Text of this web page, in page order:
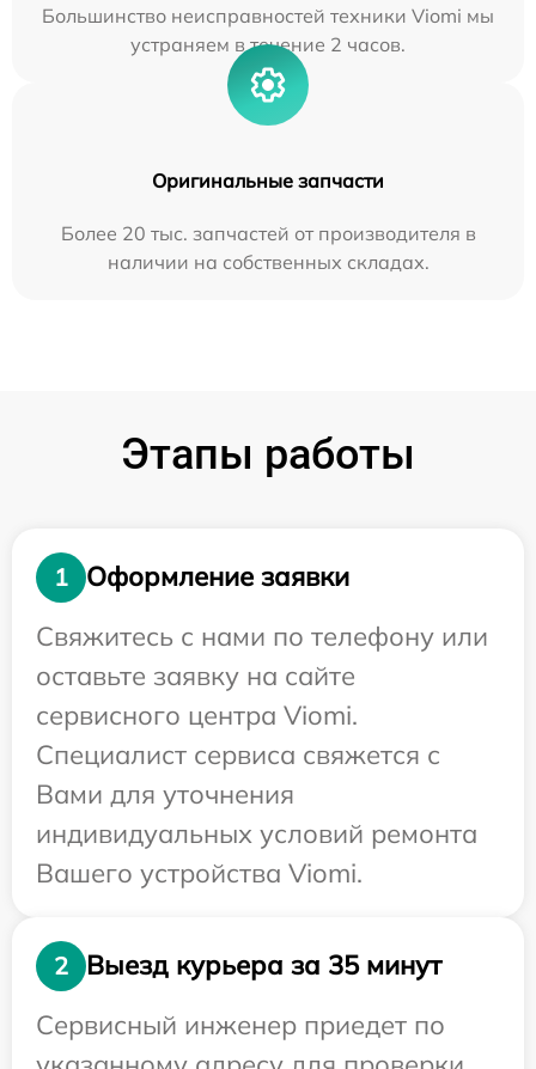
Большинство неисправностей техники Viomi мы
устраняем в течение 2 часов.
Оригинальные запчасти
Более 20 тыс. запчастей от производителя в
наличии на собственных складах.
Этапы работы
1
Оформление заявки
Свяжитесь с нами по телефону или
оставьте заявку на сайте
сервисного центра Viomi.
Специалист сервиса свяжется с
Вами для уточнения
индивидуальных условий ремонта
Вашего устройства Viomi.
2
Выезд курьера за 35 минут
Сервисный инженер приедет по